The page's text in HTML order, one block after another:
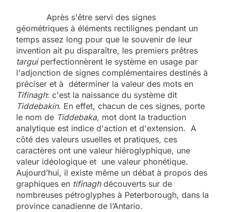
Après s'être servi des signes
géométriques à éléments rectilignes pendant un
temps assez long pour que le souvenir de leur
invention ait pu disparaître, les premiers prêtres
targuiperfectionnèrent le système en usage par
l'adjonction de signes complémentaires destinés à
préciser et à déterminer la valeur des mots en
Tifinagh: c'est la naissance du système dit
Tiddebakin. En effet, chacun de ces signes, porte
le nom de Tiddebaka, mot dont la traduction
analytique est indice d'action et d'extension. A
côté des valeurs usuelles et pratiques, ces
caractères ont une valeur hiéroglyphique, une
valeur idéologique et une valeur phonétique.
Aujourd’hui, il existe même un débat à propos des
graphiques en tifinaghdécouverts sur de
nombreuses pétroglyphes à Peterborough, dans la
province canadienne de l’Antario.